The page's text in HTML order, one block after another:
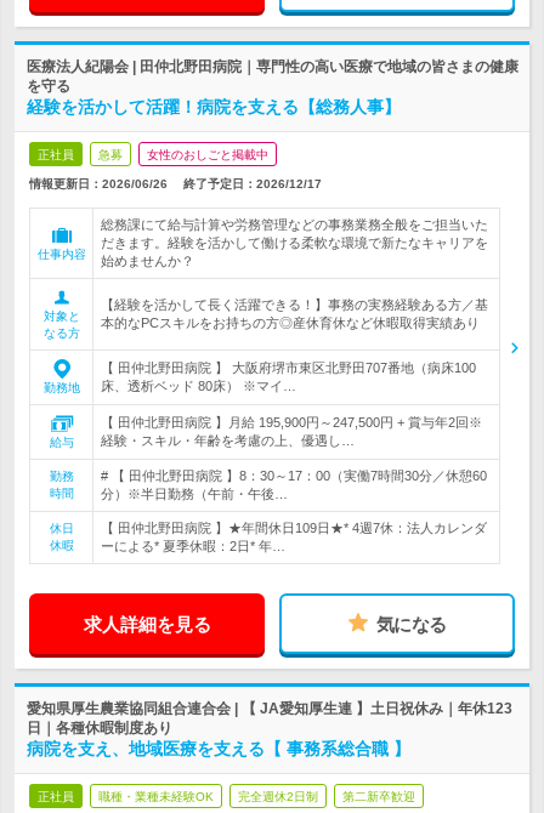
医療法人紀陽会 | 田仲北野田病院｜専門性の高い医療で地域の皆さまの健康
を守る
経験を活かして活躍！病院を支える【総務人事】
正社員 急募 女性のおしごと掲載中
情報更新日：2026/06/26 終了予定日： 2026/12/17
仕事内容
総務課にて給与計算や労務管理などの事務業務全般をご担当いた
だきます。経験を活かして働ける柔軟な環境で新たなキャリアを
始めませんか？
対象と
なる方
【経験を活かして長く活躍できる！】事務の実務経験ある方／基
本的なPCスキルをお持ちの方◎産休育休など休暇取得実績あり
勤務地
【 田仲北野田病院 】 大阪府堺市東区北野田707番地（病床100
床、透析ベッド 80床） ※マイ…
給与
【 田仲北野田病院 】月給 195,900円～247,500円 + 賞与年2回※
経験・スキル・年齢を考慮の上、優遇し…
勤務
時間
# 【 田仲北野田病院 】8：30～17：00（実働7時間30分／休憩60
分）※半日勤務（午前・午後…
休日
休暇
【 田仲北野田病院 】★年間休日109日★* 4週7休：法人カレンダ
ーによる* 夏季休暇：2日* 年…
求人詳細を見る 気になる
愛知県厚生農業協同組合連合会 | 【 JA愛知厚生連 】土日祝休み｜年休123
日｜各種休暇制度あり
病院を支え、地域医療を支える【 事務系総合職 】
正社員 職種・業種未経験OK 完全週休2日制 第二新卒歓迎